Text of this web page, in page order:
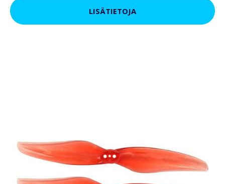
LISÄTIETOJA